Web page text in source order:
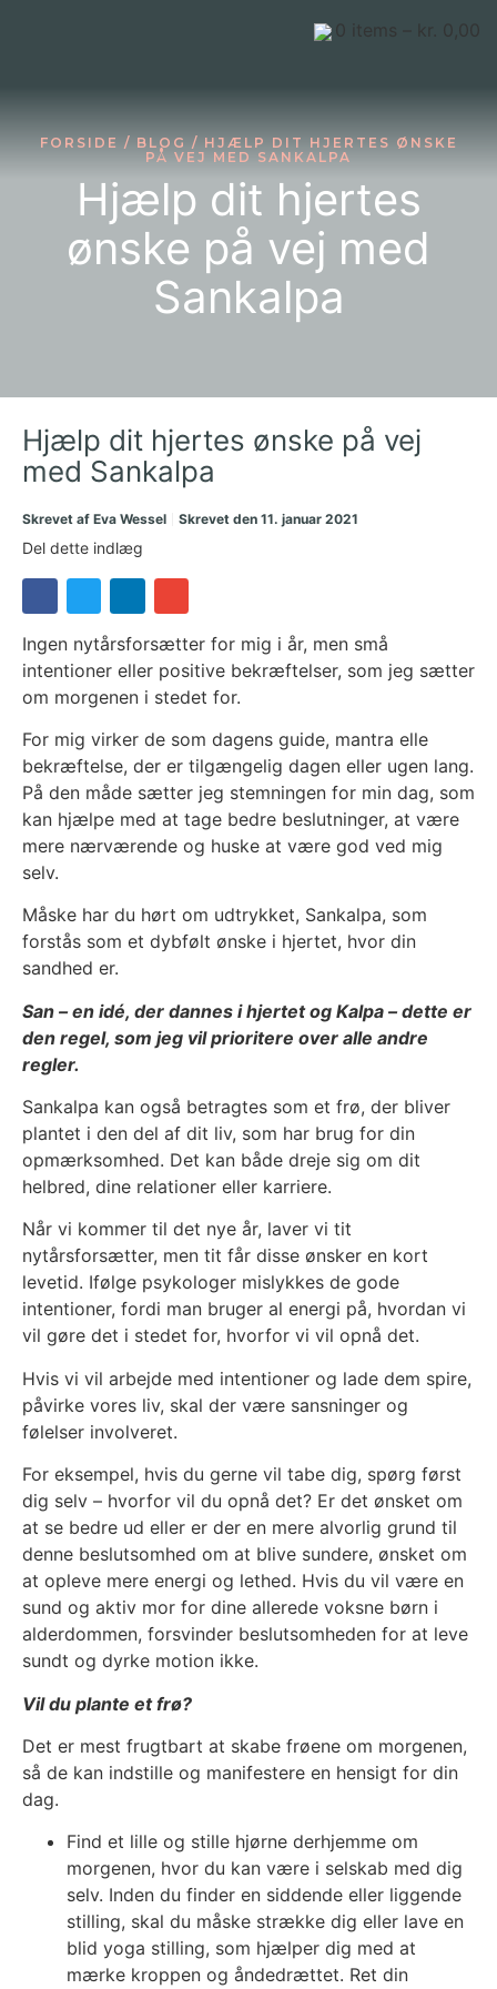
0 items – kr. 0,00
FORSIDE / BLOG / HJÆLP DIT HJERTES ØNSKE
PÅ VEJ MED SANKALPA
Hjælp dit hjertes
ønske på vej med
Sankalpa
Hjælp dit hjertes ønske på vej
med Sankalpa
Skrevet af Eva Wessel Skrevet den 11. januar 2021
Del dette indlæg
Ingen nytårsforsætter for mig i år, men små
intentioner eller positive bekræftelser, som jeg sætter
om morgenen i stedet for.
For mig virker de som dagens guide, mantra elle
bekræftelse, der er tilgængelig dagen eller ugen lang.
På den måde sætter jeg stemningen for min dag, som
kan hjælpe med at tage bedre beslutninger, at være
mere nærværende og huske at være god ved mig
selv.
Måske har du hørt om udtrykket, Sankalpa, som
forstås som et dybfølt ønske i hjertet, hvor din
sandhed er.
San – en idé, der dannes i hjertet og Kalpa – dette er
den regel, som jeg vil prioritere over alle andre
regler.
Sankalpa kan også betragtes som et frø, der bliver
plantet i den del af dit liv, som har brug for din
opmærksomhed. Det kan både dreje sig om dit
helbred, dine relationer eller karriere.
Når vi kommer til det nye år, laver vi tit
nytårsforsætter, men tit får disse ønsker en kort
levetid. Ifølge psykologer mislykkes de gode
intentioner, fordi man bruger al energi på, hvordan vi
vil gøre det i stedet for, hvorfor vi vil opnå det.
Hvis vi vil arbejde med intentioner og lade dem spire,
påvirke vores liv, skal der være sansninger og
følelser involveret.
For eksempel, hvis du gerne vil tabe dig, spørg først
dig selv – hvorfor vil du opnå det? Er det ønsket om
at se bedre ud eller er der en mere alvorlig grund til
denne beslutsomhed om at blive sundere, ønsket om
at opleve mere energi og lethed. Hvis du vil være en
sund og aktiv mor for dine allerede voksne børn i
alderdommen, forsvinder beslutsomheden for at leve
sundt og dyrke motion ikke.
Vil du plante et frø?
Det er mest frugtbart at skabe frøene om morgenen,
så de kan indstille og manifestere en hensigt for din
dag.
Find et lille og stille hjørne derhjemme om
morgenen, hvor du kan være i selskab med dig
selv. Inden du finder en siddende eller liggende
stilling, skal du måske strække dig eller lave en
blid yoga stilling, som hjælper dig med at
mærke kroppen og åndedrættet. Ret din